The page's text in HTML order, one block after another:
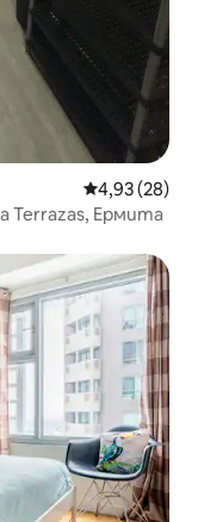
Средна
4,93 (28)
Terrazas, Ермита